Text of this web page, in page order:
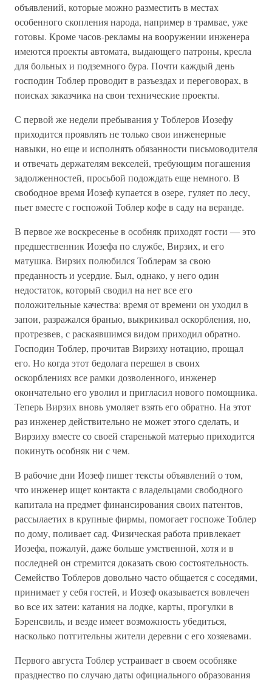
объявлений, которые можно разместить в местах
особенного скопления народа, например в трамвае, уже
готовы. Кроме часов-рекламы на вооружении инженера
имеются проекты автомата, выдающего патроны, кресла
для больных и подземного бура. Почти каждый день
господин Тоблер проводит в разъездах и переговорах, в
поисках заказчика на свои технические проекты.
С первой же недели пребывания у Тоблеров Иозефу
приходится проявлять не только свои инженерные
навыки, но еще и исполнять обязанности письмоводителя
и отвечать держателям векселей, требующим погашения
задолженностей, просьбой подождать еще немного. В
свободное время Иозеф купается в озере, гуляет по лесу,
пьет вместе с госпожой Тоблер кофе в саду на веранде.
В первое же воскресенье в особняк приходят гости — это
предшественник Иозефа по службе, Вирзих, и его
матушка. Вирзих полюбился Тоблерам за свою
преданность и усердие. Был, однако, у него один
недостаток, который сводил на нет все его
положительные качества: время от времени он уходил в
запои, разражался бранью, выкрикивал оскорбления, но,
протрезвев, с раскаявшимся видом приходил обратно.
Господин Тоблер, прочитав Вирзиху нотацию, прощал
его. Но когда этот бедолага перешел в своих
оскорблениях все рамки дозволенного, инженер
окончательно его уволил и пригласил нового помощника.
Теперь Вирзих вновь умоляет взять его обратно. На этот
раз инженер действительно не может этого сделать, и
Вирзиху вместе со своей старенькой матерью приходится
покинуть особняк ни с чем.
В рабочие дни Иозеф пишет тексты объявлений о том,
что инженер ищет контакта с владельцами свободного
капитала на предмет финансирования своих патентов,
рассылаетих в крупные фирмы, помогает госпоже Тоблер
по дому, поливает сад. Физическая работа привлекает
Иозефа, пожалуй, даже больше умственной, хотя и в
последней он стремится доказать свою состоятельность.
Семейство Тоблеров довольно часто общается с соседями,
принимает у себя гостей, и Иозеф оказывается вовлечен
во все их затеи: катания на лодке, карты, прогулки в
Бэренсвиль, и везде имеет возможность убедиться,
насколько потгительны жители деревни с его хозяевами.
Первого августа Тоблер устраивает в своем особняке
празднество по случаю даты официального образования